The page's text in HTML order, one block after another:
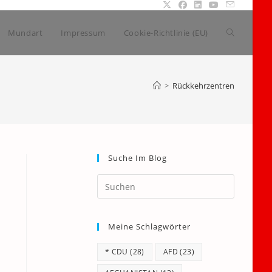
Mundart Impressum Cookie-Richtlinie (EU) Website-
> Rückkehrzentren
Suche Im Blog
Escape
Meine Schlagwörter
* CDU (28) AFD (23)